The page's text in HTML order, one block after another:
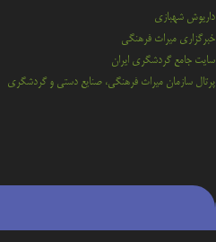
داریوش شهبازی
خبرگزاری میراث فرهنگی
سايت جامع گردشگري ايران
پرتال سازمان ميراث فرهنگي، صنايع دستي و گردشگري